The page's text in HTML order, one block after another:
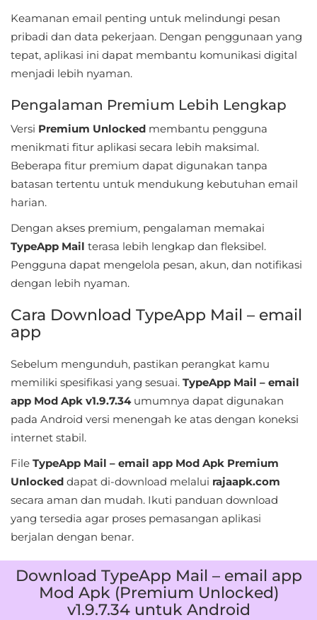
Travel
&
Players
&
Editors
Rekomendasi
Keamanan email penting untuk melindungi pesan
pribadi dan data pekerjaan. Dengan penggunaan yang
tepat, aplikasi ini dapat membantu komunikasi digital
menjadi lebih nyaman.
Pengalaman Premium Lebih Lengkap
Versi Premium Unlocked membantu pengguna
menikmati fitur aplikasi secara lebih maksimal.
Beberapa fitur premium dapat digunakan tanpa
batasan tertentu untuk mendukung kebutuhan email
harian.
Dengan akses premium, pengalaman memakai
TypeApp Mail terasa lebih lengkap dan fleksibel.
Pengguna dapat mengelola pesan, akun, dan notifikasi
dengan lebih nyaman.
Cara Download TypeApp Mail – email
app
Sebelum mengunduh, pastikan perangkat kamu
memiliki spesifikasi yang sesuai. TypeApp Mail – email
app Mod Apk v1.9.7.34umumnya dapat digunakan
pada Android versi menengah ke atas dengan koneksi
internet stabil.
File TypeApp Mail – email app Mod Apk Premium
Unlocked dapat di-download melalui rajaapk.com
secara aman dan mudah. Ikuti panduan download
yang tersedia agar proses pemasangan aplikasi
berjalan dengan benar.
Download TypeApp Mail – email app
Mod Apk (Premium Unlocked)
v1.9.7.34 untuk Android